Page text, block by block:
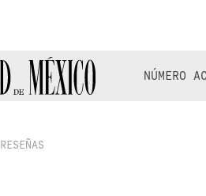
NÚMERO
RESEÑAS